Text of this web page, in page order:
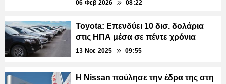
06 Φεβ 2026 08:22
Toyota: Επενδύει 10 δισ. δολάρια
στις ΗΠΑ μέσα σε πέντε χρόνια
13 Νοε 2025 09:55
Η Nissan πούλησε την έδρα της στη